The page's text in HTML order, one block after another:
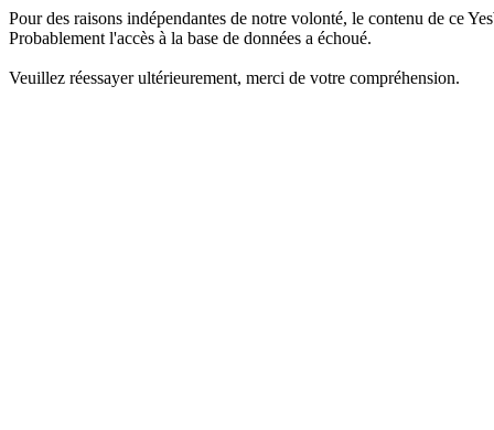
Pour des raisons indépendantes de notre volonté, le contenu de ce
Probablement l'accès à la base de données a échoué.
Veuillez réessayer ultérieurement, merci de votre compréhension.